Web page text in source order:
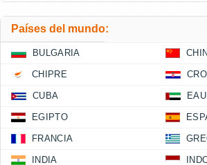
Países del mundo:
BULGARIA
CHIPRE
CUBA EAU
EGIPTO
FRANCIA
INDIA